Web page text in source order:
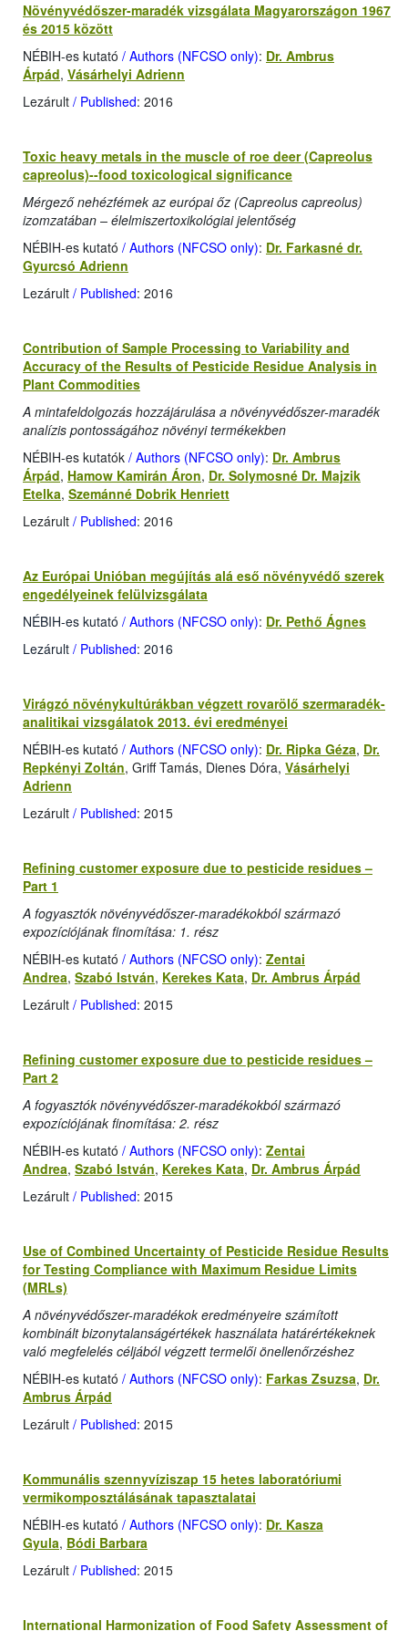
Növényvédőszer-maradék vizsgálata Magyarországon 1967
és 2015 között
NÉBIH-es kutató / Authors (NFCSO only): Dr. Ambrus
Árpád, Vásárhelyi Adrienn
Lezárult / Published: 2016
Toxic heavy metals in the muscle of roe deer (Capreolus
capreolus)--food toxicological significance
Mérgező nehézfémek az európai őz (Capreolus capreolus)
izomzatában – élelmiszertoxikológiai jelentőség
NÉBIH-es kutató / Authors (NFCSO only): Dr. Farkasné dr.
Gyurcsó Adrienn
Lezárult / Published: 2016
Contribution of Sample Processing to Variability and
Accuracy of the Results of Pesticide Residue Analysis in
Plant Commodities
A mintafeldolgozás hozzájárulása a növényvédőszer-maradék
analízis pontosságához növényi termékekben
NÉBIH-es kutatók / Authors (NFCSO only): Dr. Ambrus
Árpád, Hamow Kamirán Áron, Dr. Solymosné Dr. Majzik
Etelka, Szemánné Dobrik Henriett
Lezárult / Published: 2016
Az Európai Unióban megújítás alá eső növényvédő szerek
engedélyeinek felülvizsgálata
NÉBIH-es kutató / Authors (NFCSO only): Dr. Pethő Ágnes
Lezárult / Published: 2016
Virágzó növénykultúrákban végzett rovarölő szermaradék-
analitikai vizsgálatok 2013. évi eredményei
NÉBIH-es kutató / Authors (NFCSO only): Dr. Ripka Géza, Dr.
Repkényi Zoltán, Griff Tamás, Dienes Dóra, Vásárhelyi
Adrienn
Lezárult / Published: 2015
Refining customer exposure due to pesticide residues –
Part 1
A fogyasztók növényvédőszer-maradékokból származó
expozíciójának finomítása: 1. rész
NÉBIH-es kutató / Authors (NFCSO only): Zentai
Andrea, Szabó István, Kerekes Kata, Dr. Ambrus Árpád
Lezárult / Published: 2015
Refining customer exposure due to pesticide residues –
Part 2
A fogyasztók növényvédőszer-maradékokból származó
expozíciójának finomítása: 2. rész
NÉBIH-es kutató / Authors (NFCSO only): Zentai
Andrea, Szabó István, Kerekes Kata, Dr. Ambrus Árpád
Lezárult / Published: 2015
Use of Combined Uncertainty of Pesticide Residue Results
for Testing Compliance with Maximum Residue Limits
(MRLs)
A növényvédőszer-maradékok eredményeire számított
kombinált bizonytalanságértékek használata határértékeknek
való megfelelés céljából végzett termelői önellenőrzéshez
NÉBIH-es kutató / Authors (NFCSO only): Farkas Zsuzsa, Dr.
Ambrus Árpád
Lezárult / Published: 2015
Kommunális szennyvíziszap 15 hetes laboratóriumi
vermikomposztálásának tapasztalatai
NÉBIH-es kutató / Authors (NFCSO only): Dr. Kasza
Gyula, Bódi Barbara
Lezárult / Published: 2015
International Harmonization of Food Safety Assessment of